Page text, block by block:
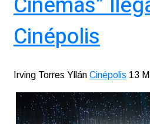
Cinépolis
Irving Torres Yllán Cinépolis 13